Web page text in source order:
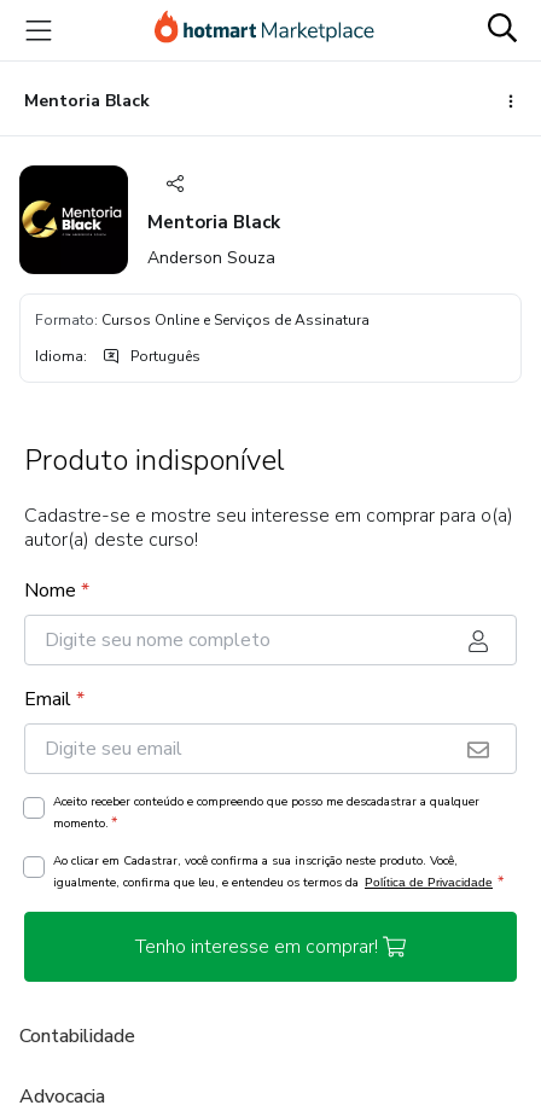
para
conteúdo
principal
para
pagamento
para
rodapé
Mentoria Black
Mentoria Black
Anderson Souza
Formato: Cursos Online e Serviços de Assinatura
Idioma: Português
Produto indisponível
Cadastre-se e mostre seu interesse em comprar para o(a)
autor(a) deste curso!
Nome *
Email*
Aceito receber conteúdo e compreendo que posso me descadastrar a qualquer
momento. *
Ao clicar em Cadastrar, você confirma a sua inscrição neste produto. Você,
igualmente, confirma que leu, e entendeu os termos da Política de Privacidade *
Tenho interesse em comprar!
Contabilidade
Advocacia